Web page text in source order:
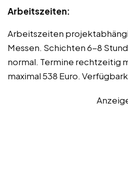
Arbeitszeiten:
Arbeitszeiten
Messen. Schichten 6-8
normal. Termine rechtzeitig
maximal 538 Euro.